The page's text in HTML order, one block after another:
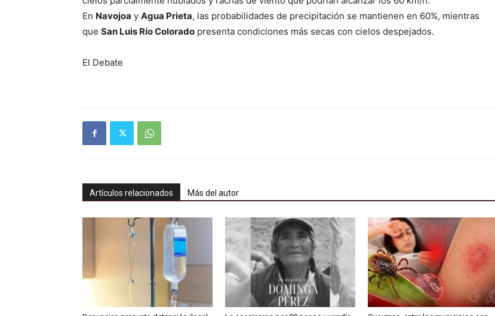
En Navojoa y Agua Prieta, las probabilidades de precipitación se mantienen en 60%, mientras
que San Luis Río Colorado presenta condiciones más secas con cielos despejados.
El Debate
Artículos relacionados Más del autor